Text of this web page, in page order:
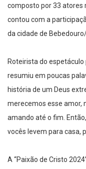
composto por 33
contou com a
da cidade de
Roteirista do
resumiu em poucas
história de um Deus
merecemos esse amor,
amando até o fim.
vocês levem para casa,
A “Paixão de Cristo